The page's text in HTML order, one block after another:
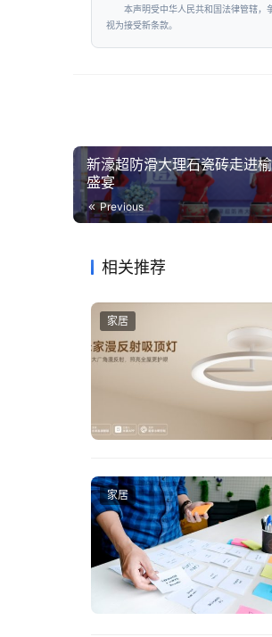
本声明受中华人民共和国法律管辖，
视为接受新条款。
新濠超防滑大理石瓷砖走进
盛宴
Previous
相关推荐
家居
家居